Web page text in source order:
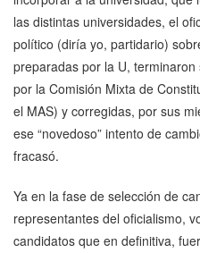
las distintas universidades, el
político (diría yo, partidario)
preparadas por la U, terminaron
por la Comisión Mixta de
el MAS) y corregidas, por sus
ese “novedoso” intento de
fracasó.
Ya en la fase de selección de
representantes del oficialismo,
candidatos que en definitiva,